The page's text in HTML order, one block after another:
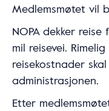
Medlemsmøtet vil
NOPA dekker
mil reisevei.
reisekostnader
administrasjonen.
Etter